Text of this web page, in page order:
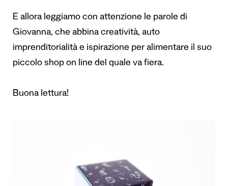
E allora leggiamo con attenzione le parole di
Giovanna, che abbina creatività, auto
imprenditorialità e ispirazione per alimentare il suo
piccolo shop on line del quale va fiera.
Buona lettura!